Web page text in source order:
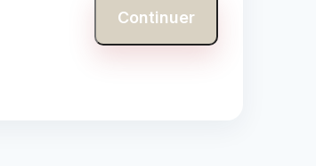
Continuer